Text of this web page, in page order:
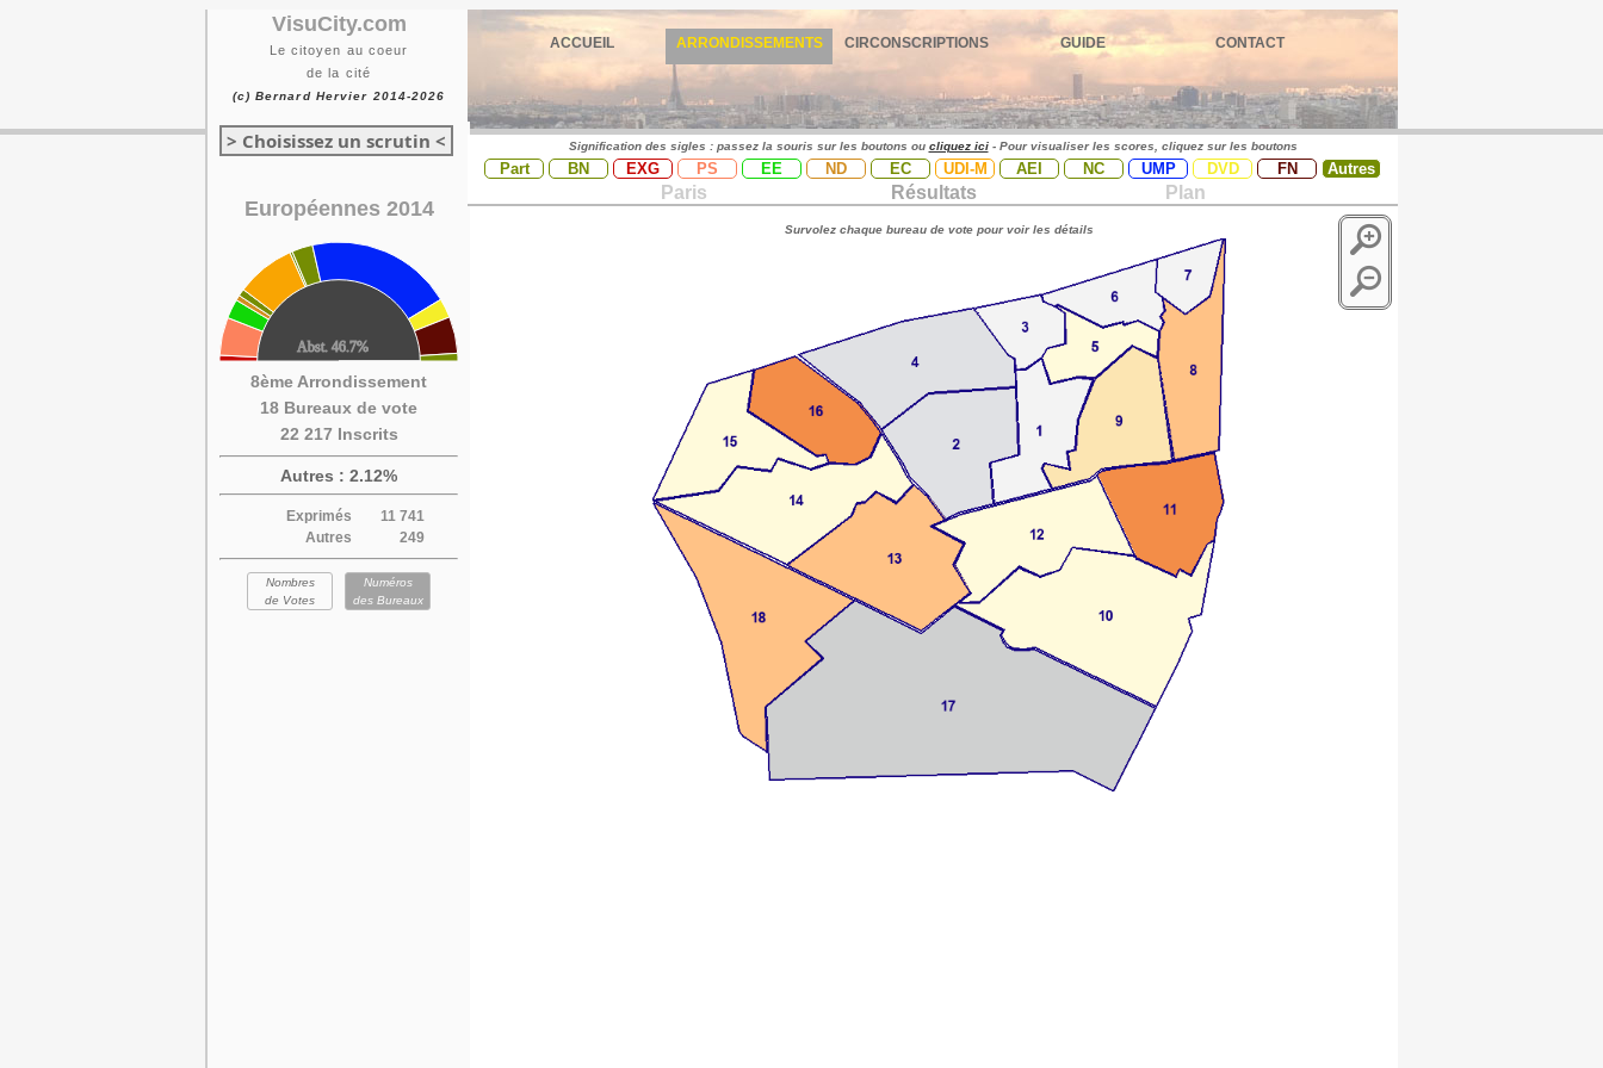
VisuCity.com
Le citoyen au coeur
de la cité
(c) Bernard Hervier 2014-2026
ACCUEIL ARRONDISSEMENTS CIRCONSCRIPTIONS GUIDE CONTACT
> Choisissez un scrutin <
Européennes 2014
8ème Arrondissement
18 Bureaux de vote
22 217 Inscrits
Autres : 2.12%
Exprimés
11 741
Autres
249
Nombres
de Votes
Numéros
des Bureaux
Signification des sigles : passez la souris sur les boutons ou cliquez ici- Pour visualiser les scores, cliquez sur les boutons
Part BN EXG PS EE ND EC UDI-M AEI NC UMP DVD FN Autres
Paris Résultats Plan
Survolez chaque bureau de vote pour voir les détails